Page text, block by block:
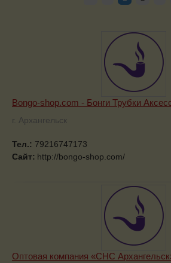
Bongo-shop.com - Бонги Трубки
г. Архангельск
Тел.: 79216747173
Сайт: http://bongo-shop.com/
Оптовая компания «СНС